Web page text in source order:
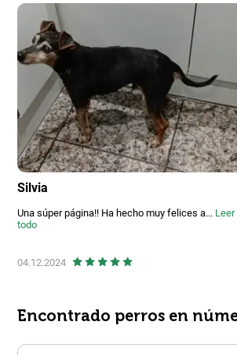
Silvia
Una súper página!! Ha hecho muy felices a... Leer
todo
04.12.2024
Encontrado perros en